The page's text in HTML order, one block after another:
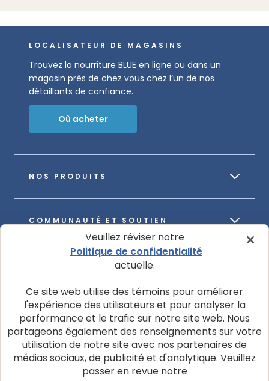
NOS PRODUITS
COMMUNAUTÉ ET SOUTIEN
À PROPOS DE NOTRE ENTREPRISE
LOCALISATEUR DE MAGASINS
Trouvez la nourriture BLUE en ligne ou dans un
magasin près de chez vous chez l’un de nos
détaillants de confiance.
Où acheter
© 2026 La société Blue Buffalo ltée
Politique de confidentialité
Avis d’utilisation de témoins
Veuillez réviser notre
Politique de confidentialité
actuelle.
Ce site web utilise des témoins pour améliorer
l'expérience des utilisateurs et pour analyser la
performance et le trafic sur notre site web. Nous
partageons également des renseignements sur votre
utilisation de notre site avec nos partenaires de
médias sociaux, de publicité et d'analytique. Veuillez
passer en revue notre